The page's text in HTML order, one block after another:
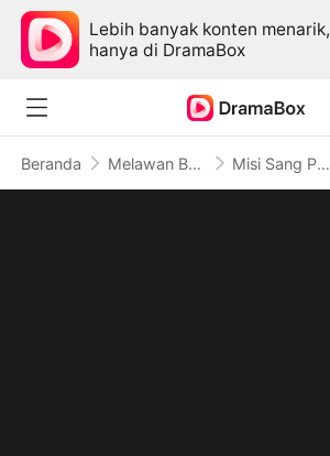
Lebih banyak konten menarik,
hanya di DramaBox
Beranda Melawan Balik Misi Sang Penjagal Tak Terlawan